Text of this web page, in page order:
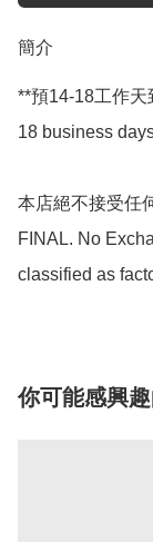
簡介
**預14-18工作
18 business
本店絕不接受任
FINAL. No
classified as
你可能感興